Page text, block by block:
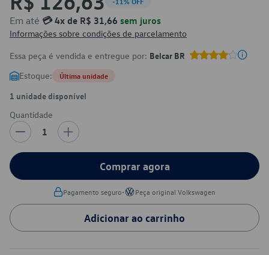
Em até 💳 4x de R$ 31,66 sem juros
Informações sobre condições de parcelamento
Essa peça é vendida e entregue por: Belcar BR
Estoque: Última unidade
1 unidade disponível
Quantidade
1
Comprar agora
Pagamento seguro• Peça original Volkswagen
Adicionar ao carrinho